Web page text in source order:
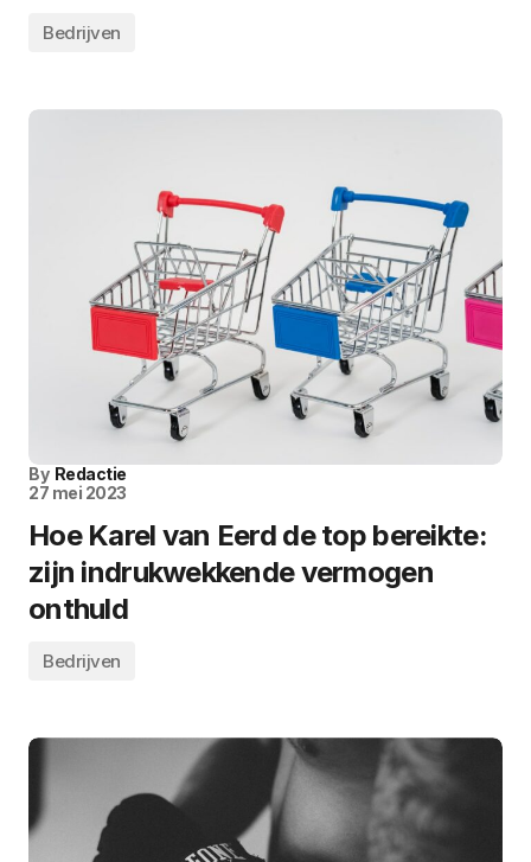
Bedrijven
By Redactie
27 mei 2023
Hoe Karel van Eerd de top bereikte:
zijn indrukwekkende vermogen
onthuld
Bedrijven